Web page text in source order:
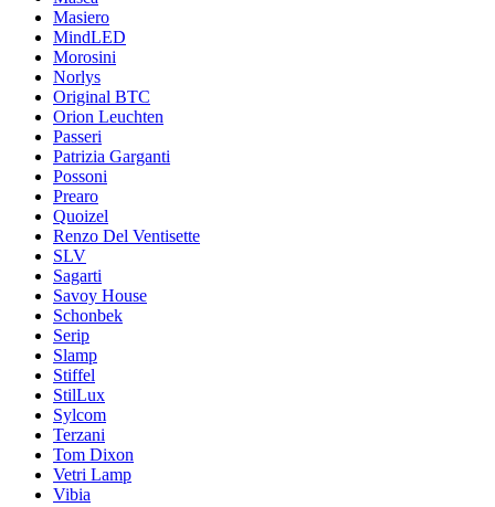
Masiero
MindLED
Morosini
Norlys
Original BTC
Orion Leuchten
Passeri
Patrizia Garganti
Possoni
Prearo
Quoizel
Renzo Del Ventisette
SLV
Sagarti
Savoy House
Schonbek
Serip
Slamp
Stiffel
StilLux
Sylcom
Terzani
Tom Dixon
Vetri Lamp
Vibia